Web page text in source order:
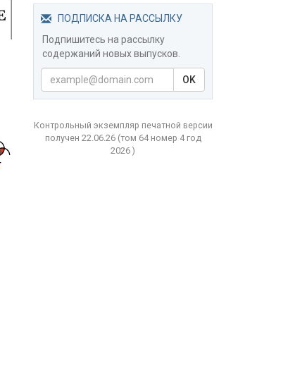
ПОДПИСКА НА РАССЫЛКУ
Подпишитесь на рассылку
содержаний новых выпусков.
OK
Контрольный экземпляр печатной версии
получен 22.06.26 (том 64 номер 4 год
2026 )